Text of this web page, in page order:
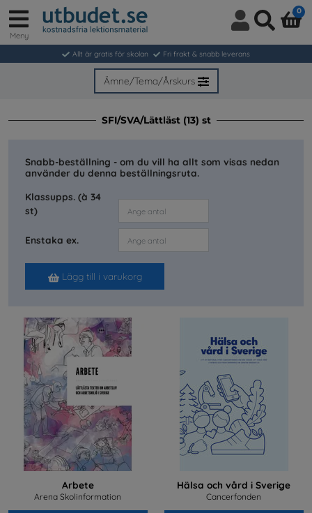
in
/
Meny
0
Allt är gratis för skolan Fri frakt & snabb leverans
Ämne/Tema/Årskurs
SFI/SVA/Lättläst (13) st
Snabb-beställning - om du vill ha allt som visas nedan
använder du denna beställningsruta.
Klassupps. (à 34
st)
Enstaka ex.
Lägg till i varukorg
Arbete
Arena Skolinformation
Hälsa och vård i Sverige
Cancerfonden